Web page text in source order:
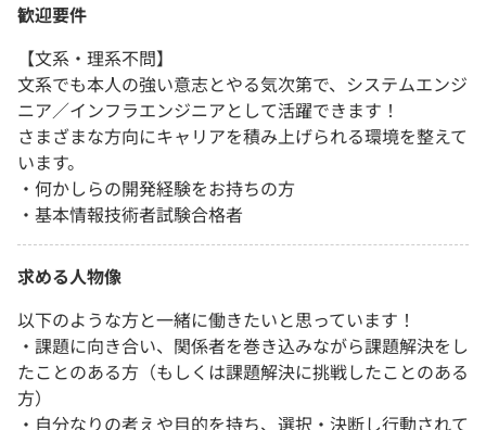
歓迎要件
【文系・理系不問】
文系でも本人の強い意志とやる気次第で、システムエンジ
ニア／インフラエンジニアとして活躍できます！
さまざまな方向にキャリアを積み上げられる環境を整えて
います。
・何かしらの開発経験をお持ちの方
・基本情報技術者試験合格者
求める人物像
以下のような方と一緒に働きたいと思っています！
・課題に向き合い、関係者を巻き込みながら課題解決をし
たことのある方（もしくは課題解決に挑戦したことのある
方）
・自分なりの考えや目的を持ち、選択・決断し行動されて